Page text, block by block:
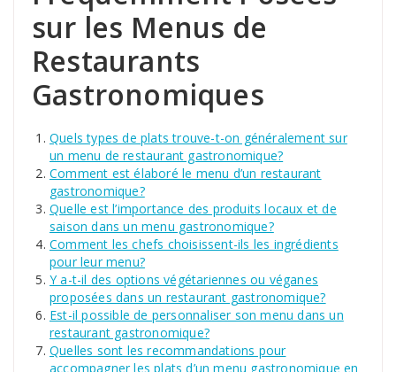
sur les Menus de
Restaurants
Gastronomiques
Quels types de plats trouve-t-on généralement sur
un menu de restaurant gastronomique?
Comment est élaboré le menu d’un restaurant
gastronomique?
Quelle est l’importance des produits locaux et de
saison dans un menu gastronomique?
Comment les chefs choisissent-ils les ingrédients
pour leur menu?
Y a-t-il des options végétariennes ou véganes
proposées dans un restaurant gastronomique?
Est-il possible de personnaliser son menu dans un
restaurant gastronomique?
Quelles sont les recommandations pour
accompagner les plats d’un menu gastronomique en